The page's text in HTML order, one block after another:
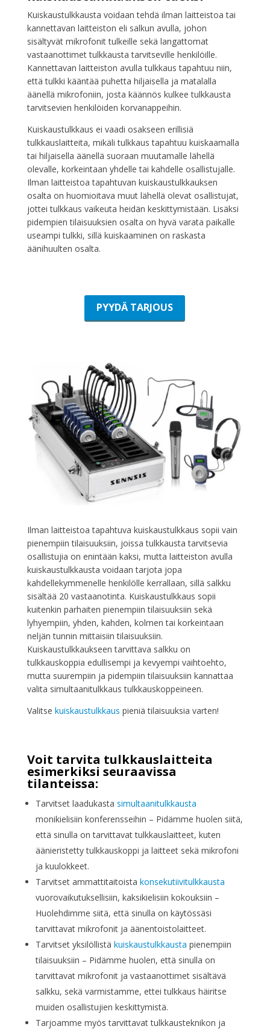
Kuiskaustulkkausta voidaan tehdä ilman laitteistoa tai
kannettavan laitteiston eli salkun avulla, johon
sisältyvät mikrofonit tulkeille sekä langattomat
vastaanottimet tulkkausta tarvitseville henkilöille.
Kannettavan laitteiston avulla tulkkaus tapahtuu niin,
että tulkki kääntää puhetta hiljaisella ja matalalla
äänellä mikrofoniin, josta käännös kulkee tulkkausta
tarvitsevien henkilöiden korvanappeihin.
Kuiskaustulkkaus ei vaadi osakseen erillisiä
tulkkauslaitteita, mikäli tulkkaus tapahtuu kuiskaamalla
tai hiljaisella äänellä suoraan muutamalle lähellä
olevalle, korkeintaan yhdelle tai kahdelle osallistujalle.
Ilman laitteistoa tapahtuvan kuiskaustulkkauksen
osalta on huomioitava muut lähellä olevat osallistujat,
jottei tulkkaus vaikeuta heidän keskittymistään. Lisäksi
pidempien tilaisuuksien osalta on hyvä varata paikalle
useampi tulkki, sillä kuiskaaminen on raskasta
äänihuulten osalta.
PYYDÄ TARJOUS
Ilman laitteistoa tapahtuva kuiskaustulkkaus sopii vain
pienempiin tilaisuuksiin, joissa tulkkausta tarvitsevia
osallistujia on enintään kaksi, mutta laitteiston avulla
kuiskaustulkkausta voidaan tarjota jopa
kahdellekymmenelle henkilölle kerrallaan, sillä salkku
sisältää 20 vastaanotinta. Kuiskaustulkkaus sopii
kuitenkin parhaiten pienempiin tilaisuuksiin sekä
lyhyempiin, yhden, kahden, kolmen tai korkeintaan
neljän tunnin mittaisiin tilaisuuksiin.
Kuiskaustulkkaukseen tarvittava salkku on
tulkkauskoppia edullisempi ja kevyempi vaihtoehto,
mutta suurempiin ja pidempiin tilaisuuksiin kannattaa
valita simultaanitulkkaus tulkkauskoppeineen.
Valitse kuiskaustulkkaus pieniä tilaisuuksia varten!
Voit tarvita tulkkauslaitteita
esimerkiksi seuraavissa
tilanteissa:
Tarvitset laadukasta simultaanitulkkausta
monikielisiin konferensseihin – Pidämme huolen siitä,
että sinulla on tarvittavat tulkkauslaitteet, kuten
äänieristetty tulkkauskoppi ja laitteet sekä mikrofoni
ja kuulokkeet.
Tarvitset ammattitaitoista konsekutiivitulkkausta
vuorovaikutuksellisiin, kaksikielisiin kokouksiin –
Huolehdimme siitä, että sinulla on käytössäsi
tarvittavat mikrofonit ja äänentoistolaitteet.
Tarvitset yksilöllistä kuiskaustulkkausta pienempiin
tilaisuuksiin – Pidämme huolen, että sinulla on
tarvittavat mikrofonit ja vastaanottimet sisältävä
salkku, sekä varmistamme, ettei tulkkaus häiritse
muiden osallistujien keskittymistä.
Tarjoamme myös tarvittavat tulkkausteknikon ja